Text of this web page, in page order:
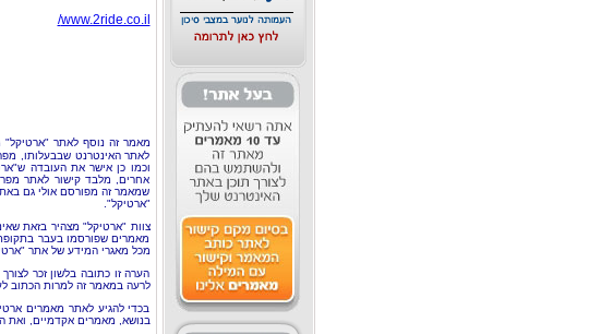
www.2ride.co.il/
מאמר זה נוסף לאתר
לאתר האינטרנט שבבעלותו,
וכמו כן אישר את העובדה
אחרים, מלבד קישור לאתר
שמאמר זה מפורסם אולי גם
"ארטיקל".
צוות "ארטיקל" מצהיר בזאת
מאמרים שפורסמו בעבר
מכל מאגרי המידע של אתר
הערה זו כתובה בלשון זכר
לרעה במאמר זה למרות הכתוב
בכדי להגיע לאתר מאמרים
בנושא, מאמרים אקדמיים, ואת